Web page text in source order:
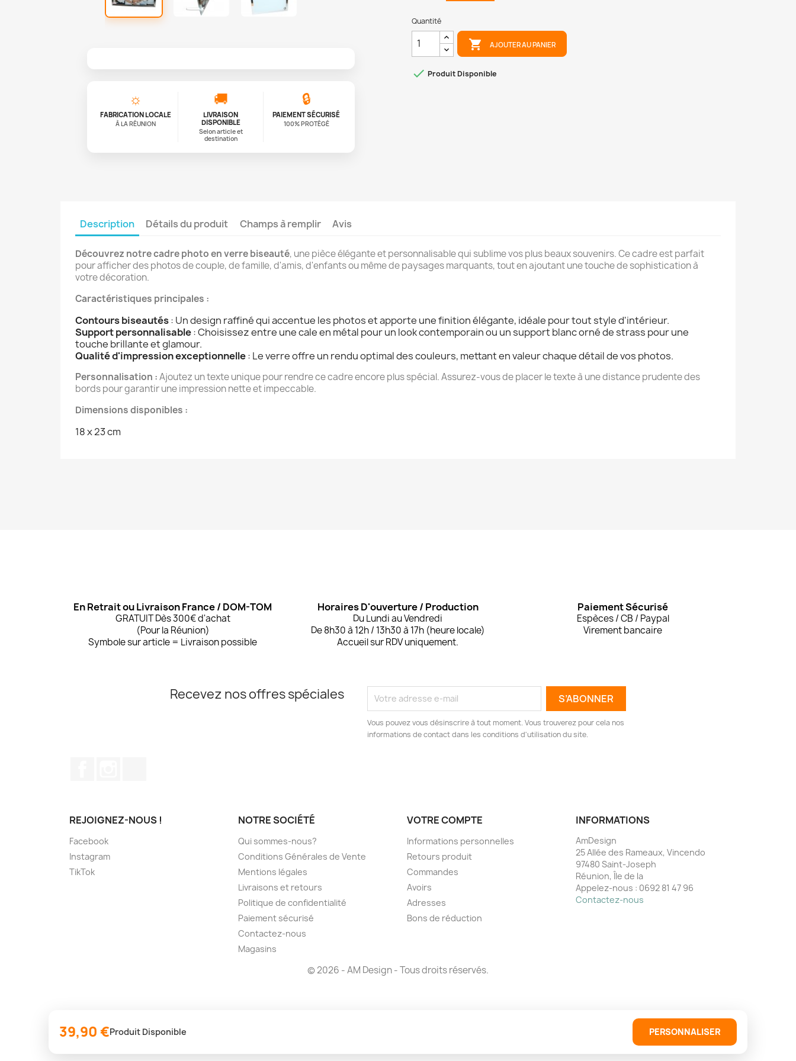
☼
FABRICATION LOCALE
À LA RÉUNION
🚚
LIVRAISON
DISPONIBLE
Selon article et
destination
🔒
PAIEMENT SÉCURISÉ
100% PROTÉGÉ
Quantité
 AJOUTER AU PANIER
 Produit Disponible
Description Détails du produit Champs à remplir Avis
Découvrez notre cadre photo en verre biseauté, une pièce élégante et personnalisable qui sublime vos plus beaux souvenirs. Ce cadre est parfait
pour afficher des photos de couple, de famille, d'amis, d'enfants ou même de paysages marquants, tout en ajoutant une touche de sophistication à
votre décoration.
Caractéristiques principales :
Contours biseautés: Un design raffiné qui accentue les photos et apporte une finition élégante, idéale pour tout style d'intérieur.
Support personnalisable: Choisissez entre une cale en métal pour un look contemporain ou un support blanc orné de strass pour une
touche brillante et glamour.
Qualité d'impression exceptionnelle: Le verre offre un rendu optimal des couleurs, mettant en valeur chaque détail de vos photos.
Personnalisation :Ajoutez un texte unique pour rendre ce cadre encore plus spécial. Assurez-vous de placer le texte à une distance prudente des
bords pour garantir une impression nette et impeccable.
Dimensions disponibles :
18 x 23 cm
39,90 €Produit Disponible PERSONNALISER
En Retrait ou Livraison France / DOM-TOM
GRATUIT Dès 300€ d'achat
(Pour la Réunion)
Symbole sur article = Livraison possible
Horaires D'ouverture / Production
Du Lundi au Vendredi
De 8h30 à 12h / 13h30 à 17h (heure locale)
Accueil sur RDV uniquement.
Paiement Sécurisé
Espèces / CB / Paypal
Virement bancaire
Recevez nos offres spéciales
Vous pouvez vous désinscrire à tout moment. Vous trouverez pour cela nos
informations de contact dans les conditions d'utilisation du site.
REJOIGNEZ-NOUS !
Facebook
Instagram
TikTok
NOTRE SOCIÉTÉ
Qui sommes-nous?
Conditions Générales de Vente
Mentions légales
Livraisons et retours
Politique de confidentialité
Paiement sécurisé
Contactez-nous
Magasins
VOTRE COMPTE
Informations personnelles
Retours produit
Commandes
Avoirs
Adresses
Bons de réduction
INFORMATIONS
AmDesign
25 Allée des Rameaux, Vincendo
97480 Saint-Joseph
Réunion, Île de la
Appelez-nous : 0692 81 47 96
Contactez-nous
© 2026 - AM Design - Tous droits réservés.